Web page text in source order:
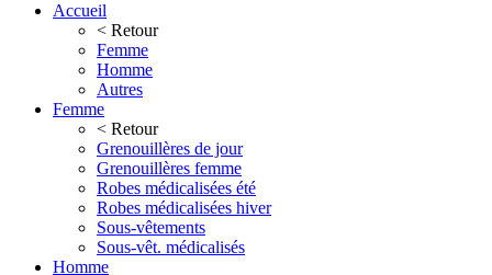
Accueil
< Retour
Femme
Homme
Autres
Femme
< Retour
Grenouillères de jour
Grenouillères femme
Robes médicalisées été
Robes médicalisées hiver
Sous-vêtements
Sous-vêt. médicalisés
Homme